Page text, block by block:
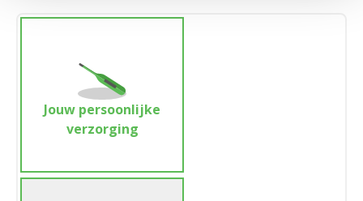
Jouw persoonlijke
verzorging